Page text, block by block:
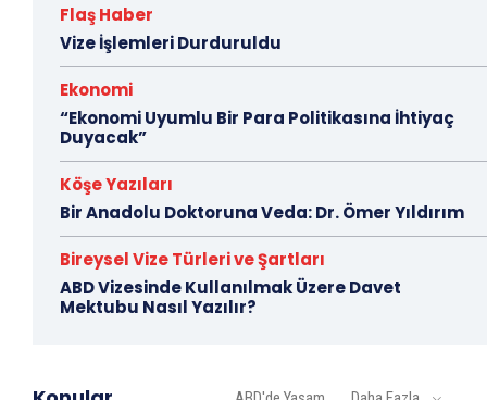
Flaş Haber
Vize İşlemleri Durduruldu
Ekonomi
“Ekonomi Uyumlu Bir Para Politikasına İhtiyaç
Duyacak”
Köşe Yazıları
Bir Anadolu Doktoruna Veda: Dr. Ömer Yıldırım
Bireysel Vize Türleri ve Şartları
ABD Vizesinde Kullanılmak Üzere Davet
Mektubu Nasıl Yazılır?